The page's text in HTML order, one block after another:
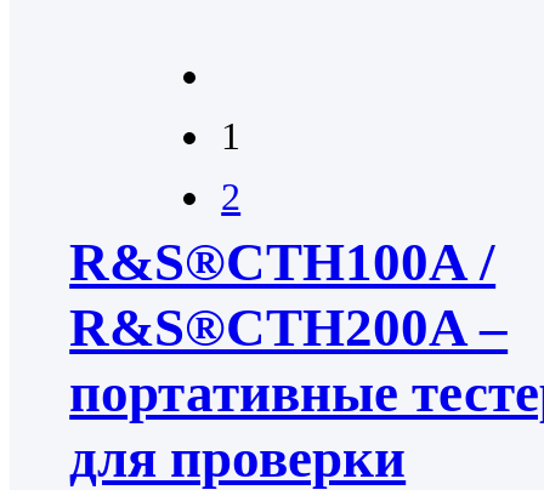
R&S®CTH100A /
R&S®CTH200A –
портативные
для проверки
1
2